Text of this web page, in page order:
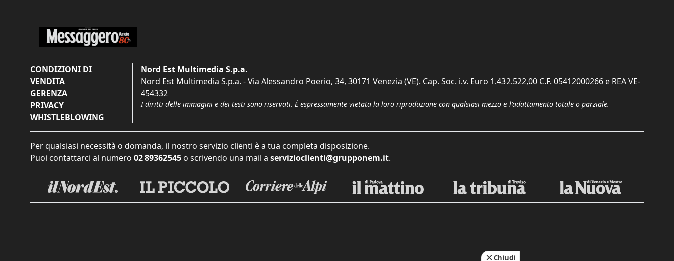
CONDIZIONI DI
VENDITA
GERENZA
PRIVACY
WHISTLEBLOWING
Nord Est Multimedia S.p.a.
Nord Est Multimedia S.p.a. - Via Alessandro Poerio, 34, 30171 Venezia (VE). Cap. Soc. i.v. Euro 1.432.522,00 C.F. 05412000266 e REA VE-
454332
I diritti delle immagini e dei testi sono riservati. È espressamente vietata la loro riproduzione con qualsiasi mezzo e l'adattamento totale o parziale.
Per qualsiasi necessità o domanda, il nostro servizio clienti è a tua completa disposizione.
Puoi contattarci al numero 02 89362545 o scrivendo una mail a servizioclienti@grupponem.it.
Chiudi